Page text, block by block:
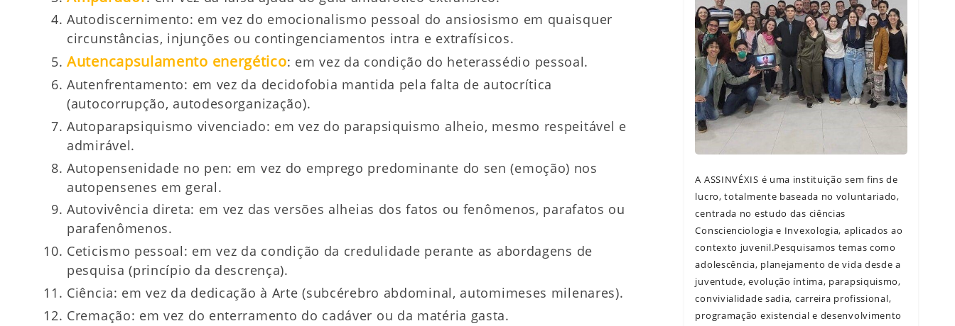
Autodiscernimento: em vez do emocionalismo pessoal do ansiosismo em quaisquer
circunstâncias, injunções ou contingenciamentos intra e extrafísicos.
Autencapsulamento energético: em vez da condição do heterassédio pessoal.
Autenfrentamento: em vez da decidofobia mantida pela falta de autocrítica
(autocorrupção, autodesorganização).
Autoparapsiquismo vivenciado: em vez do parapsiquismo alheio, mesmo respeitável e
admirável.
Autopensenidade no pen: em vez do emprego predominante do sen (emoção) nos
autopensenes em geral.
Autovivência direta: em vez das versões alheias dos fatos ou fenômenos, parafatos ou
parafenômenos.
Ceticismo pessoal: em vez da condição da credulidade perante as abordagens de
pesquisa (princípio da descrença).
Ciência: em vez da dedicação à Arte (subcérebro abdominal, automimeses milenares).
Cremação: em vez do enterramento do cadáver ou da matéria gasta.
A ASSINVÉXIS é uma instituição sem fins de
lucro, totalmente baseada no voluntariado,
centrada no estudo das ciências
Conscienciologia e Invexologia, aplicados ao
contexto juvenil.Pesquisamos temas como
adolescência, planejamento de vida desde a
juventude, evolução íntima, parapsiquismo,
convivialidade sadia, carreira profissional,
programação existencial e desenvolvimento